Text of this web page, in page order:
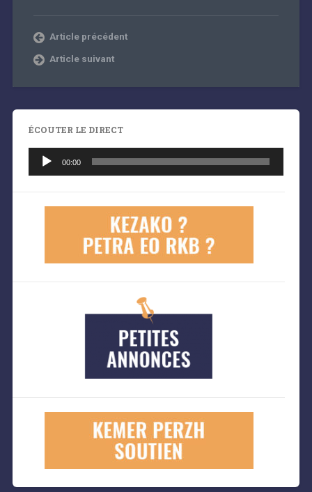
Article précédent
Article suivant
ÉCOUTER LE DIRECT
audio
00:00